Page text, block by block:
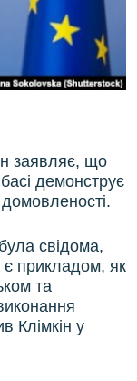
заявляє, що
демонструє
свідома,
є прикладом, як
та
Клімкін у